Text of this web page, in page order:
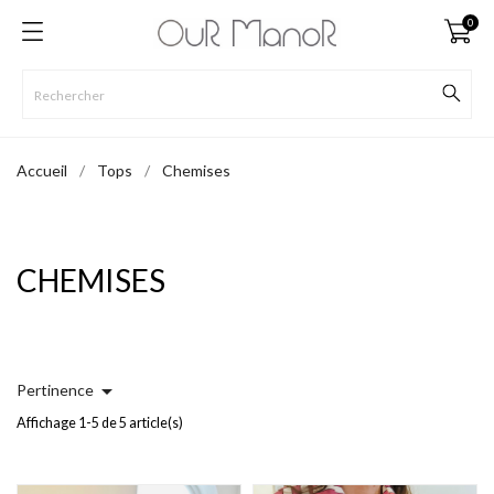
0
Accueil Tops Chemises
CHEMISES
Pertinence 
Affichage 1-5 de 5 article(s)